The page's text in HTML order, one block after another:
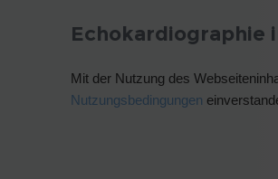
Echokardiographie
Mit der Nutzung des
Nutzungsbedingungen